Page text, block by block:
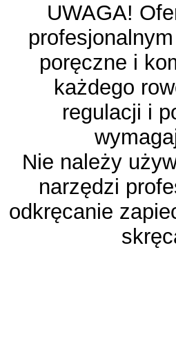
UWAGA!
poręczne i
każdego
regulacji i
Nie należy
narzędzi
odkręcanie